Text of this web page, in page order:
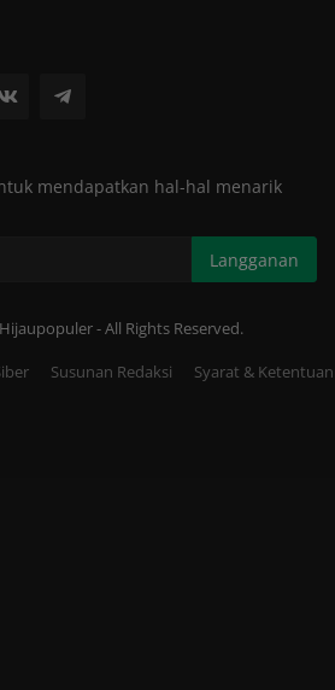
mendapatkan hal-hal menarik
Langganan
- All Rights Reserved.
Susunan Redaksi Syarat & Ketentuan